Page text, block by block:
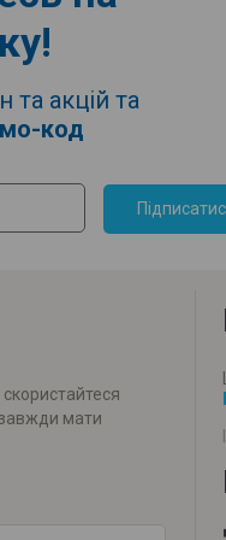
та акцій та
код
мати